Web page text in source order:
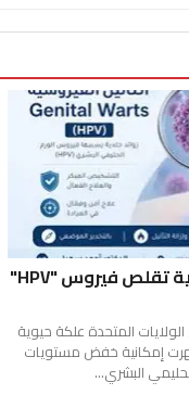
علكة تجريبية تقلص فيروس "HPV"
المتحدة علكة حيوية
إمكانية خفض مستويات
البشري...